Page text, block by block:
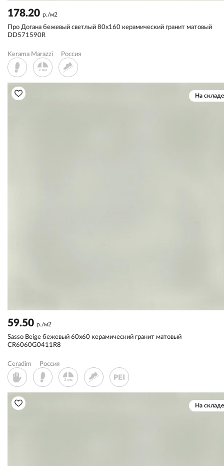
178.20 р./м2
Про Догана бежевый светлый 80x160 керамический гранит матовый
DD571590R
Kerama Marazzi Россия
На складе
59.50 р./м2
Sassо Beige бежевый 60x60 керамический гранит матовый
CR6060G0411R8
Ceradim Россия
На складе